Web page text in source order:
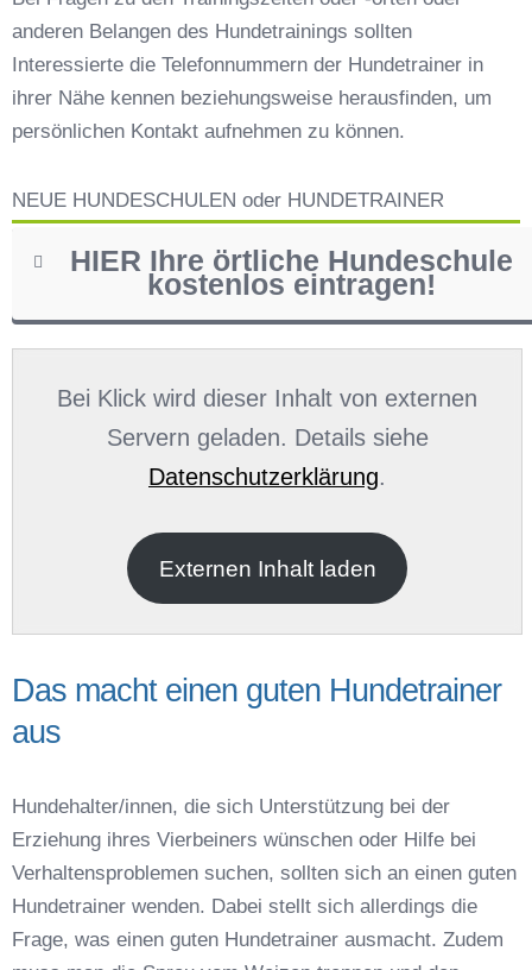
anderen Belangen des Hundetrainings sollten
Interessierte die Telefonnummern der Hundetrainer in
ihrer Nähe kennen beziehungsweise herausfinden, um
persönlichen Kontakt aufnehmen zu können.
NEUE HUNDESCHULEN oder HUNDETRAINER
HIER Ihre örtliche Hundeschule
kostenlos eintragen!
Anschrift
Bei Klick wird dieser Inhalt von externen
Servern geladen. Details siehe
Datenschutzerklärung.
Externen Inhalt laden
Das macht einen guten Hundetrainer
aus
Hundehalter/innen, die sich Unterstützung bei der
Erziehung ihres Vierbeiners wünschen oder Hilfe bei
Verhaltensproblemen suchen, sollten sich an einen guten
Hundetrainer wenden. Dabei stellt sich allerdings die
Frage, was einen guten Hundetrainer ausmacht. Zudem